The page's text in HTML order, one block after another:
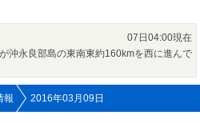
07日04:00現在
沖永良部島の東南東約160kmを西に進んで
報 2016年03月09日